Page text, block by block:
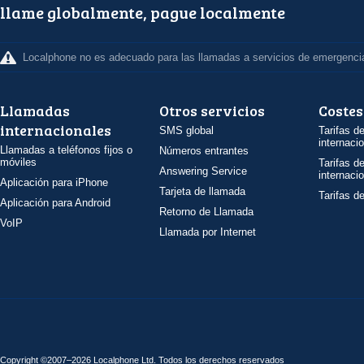
llame globalmente, pague localmente
Localphone no es adecuado para las llamadas a servicios de
Llamadas
internacionales
Llamadas a teléfonos fijos o
móviles
Aplicación para iPhone
Aplicación para Android
VoIP
Otros servicios
SMS global
Números entrantes
Answering Service
Tarjeta de llamada
Retorno de Llamada
Llamada por Internet
Costes
Tarifas
Tarifas
Tarifas
Copyright ©2007–2026 Localphone Ltd . Todos los derechos reservados